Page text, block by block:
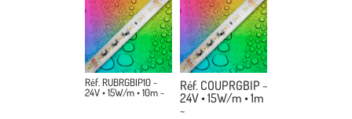
Réf. RUBRGBIP10 ~
24V • 15W/m • 10m ~
Réf. COUPRGBIP ~
24V • 15W/m • 1m
~